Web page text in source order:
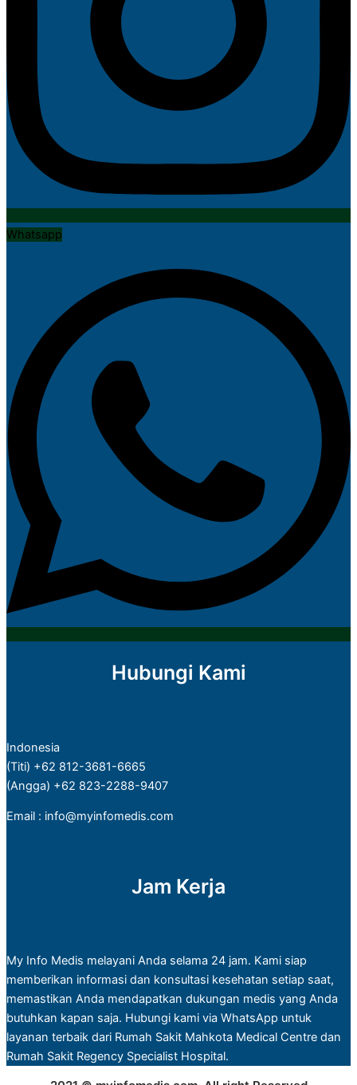
Whatsapp
Hubungi Kami
Indonesia
(Titi) +62 812-3681-6665
(Angga) +62 823-2288-9407
Email : info@myinfomedis.com
Jam Kerja
My Info Medis melayani Anda selama 24 jam. Kami siap
memberikan informasi dan konsultasi kesehatan setiap saat,
memastikan Anda mendapatkan dukungan medis yang Anda
butuhkan kapan saja. Hubungi kami via WhatsApp untuk
layanan terbaik dari Rumah Sakit Mahkota Medical Centre dan
Rumah Sakit Regency Specialist Hospital.